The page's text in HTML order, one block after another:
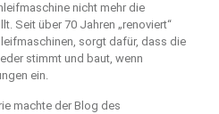
nicht mehr die
Seit über 70 Jahren „renoviert“
sorgt dafür, dass die
stimmt und baut, wenn
ein.
machte der Blog des